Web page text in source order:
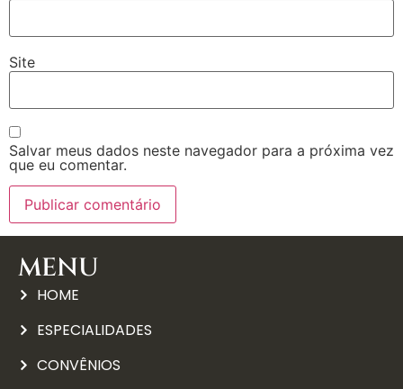
Site
Salvar meus dados neste navegador para a próxima vez
que eu comentar.
MENU
HOME
ESPECIALIDADES
CONVÊNIOS